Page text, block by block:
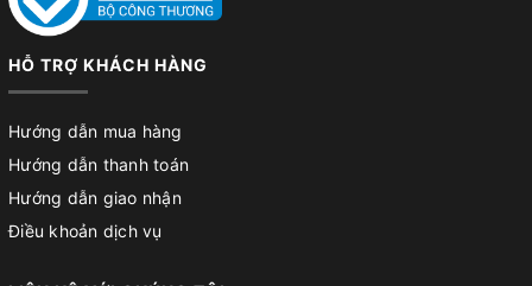
HỖ TRỢ KHÁCH HÀNG
Hướng dẫn mua hàng
Hướng dẫn thanh toán
Hướng dẫn giao nhận
Điều khoản dịch vụ